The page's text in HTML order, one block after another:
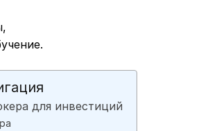
для инвестиций